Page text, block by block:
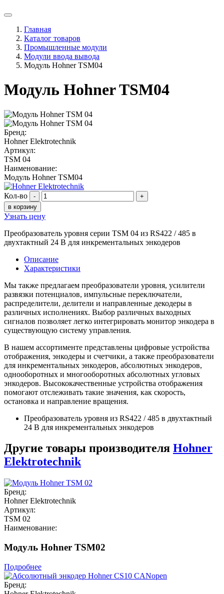
Главная
Каталог товаров
Промышленные модули
Модули ввода вывода
Модуль Hohner TSM04
Модуль Hohner TSM04
Бренд:
Hohner Elektrotechnik
Артикул:
TSM 04
Наименование:
Модуль Hohner TSM04
Кол-во -
+
в корзину
Узнать цену
Преобразователь уровня серии TSM 04 из RS422 / 485 в
двухтактный 24 В для инкрементальных энкодеров
Описание
Характеристики
Мы также предлагаем преобразователи уровня, усилители
развязки потенциалов, импульсные переключатели,
распределители, делители и направленные декодеры в
различных исполнениях. Выбор различных выходных
сигналов позволяет легко интегрировать монитор энкодера в
существующую систему управления.
В нашем ассортименте представлены цифровые устройства
отображения, энкодеры и счетчики, а также преобразователи
для инкрементальных энкодеров, абсолютных энкодеров,
однооборотных и многооборотных абсолютных угловых
энкодеров. Высококачественные устройства отображения
помогают отслеживать такие значения, как скорость,
остановка и направление вращения.
Преобразователь уровня из RS422 / 485 в двухтактный
24 В для инкрементальных энкодеров
Другие товары производителя Hohner
Elektrotechnik
Бренд:
Hohner Elektrotechnik
Артикул:
TSM 02
Наименование:
Модуль Hohner TSM02
Подробнее
Бренд: